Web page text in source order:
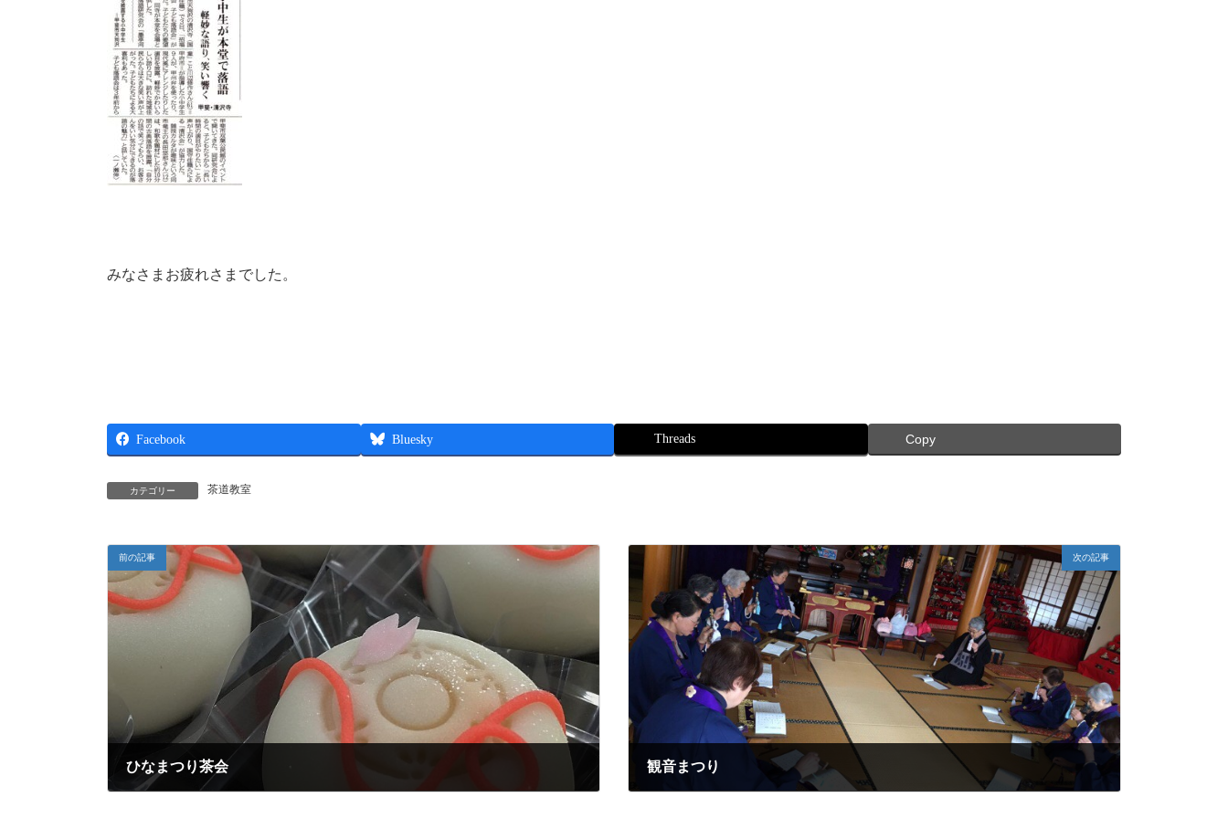
みなさまお疲れさまでした。
Facebook Bluesky Threads Copy
カテゴリー 茶道教室
前の記事
ひなまつり茶会
次の記事
観音まつり